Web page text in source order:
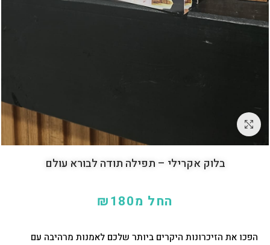
בלוק אקרילי – תפילה תודה לבורא עולם
החל מ ₪180
הפכו את הזיכרונות היקרים ביותר שלכם לאמנות מרהיבה עם